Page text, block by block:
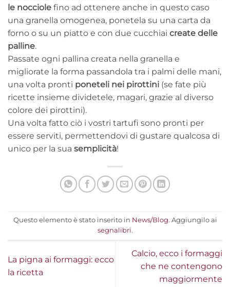
le nocciole fino ad ottenere anche in questo caso
una granella omogenea, ponetela su una carta da
forno o su un piatto e con due cucchiai create delle
palline.
Passate ogni pallina creata nella granella e
migliorate la forma passandola tra i palmi delle mani,
una volta pronti poneteli nei pirottini (se fate più
ricette insieme dividetele, magari, grazie al diverso
colore dei pirottini).
Una volta fatto ciò i vostri tartufi sono pronti per
essere serviti, permettendovi di gustare qualcosa di
unico per la sua semplicità!
Questo elemento è stato inserito in News/Blog. Aggiungilo ai
segnalibri.
La pigna ai formaggi: ecco
la ricetta
Calcio, ecco i formaggi
che ne contengono
maggiormente